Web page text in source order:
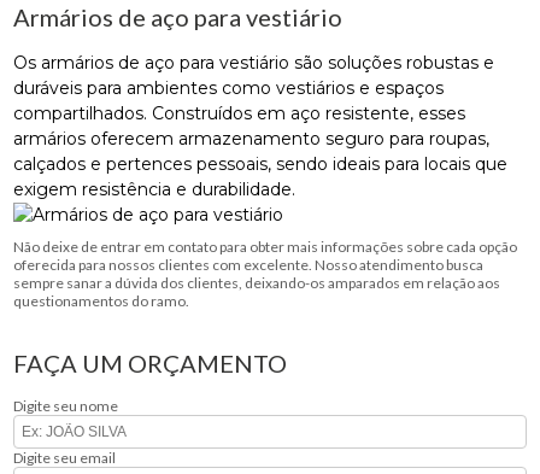
Armários de aço para vestiário
Os armários de aço para vestiário são soluções robustas e
duráveis para ambientes como vestiários e espaços
compartilhados. Construídos em aço resistente, esses
armários oferecem armazenamento seguro para roupas,
calçados e pertences pessoais, sendo ideais para locais que
exigem resistência e durabilidade.
Não deixe de entrar em contato para obter mais informações sobre cada opção
oferecida para nossos clientes com excelente. Nosso atendimento busca
sempre sanar a dúvida dos clientes, deixando-os amparados em relação aos
questionamentos do ramo.
FAÇA UM ORÇAMENTO
Digite seu nome
Digite seu email